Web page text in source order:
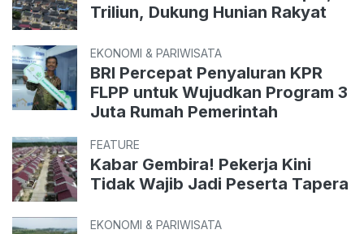
Triliun, Dukung Hunian Rakyat
EKONOMI & PARIWISATA
BRI Percepat Penyaluran KPR
FLPP untuk Wujudkan Program 3
Juta Rumah Pemerintah
FEATURE
Kabar Gembira! Pekerja Kini
Tidak Wajib Jadi Peserta Tapera
EKONOMI & PARIWISATA